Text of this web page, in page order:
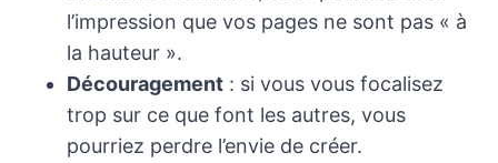
l’impression que vos pages ne sont pas « à
la hauteur ».
Découragement : si vous vous focalisez
trop sur ce que font les autres, vous
pourriez perdre l’envie de créer.